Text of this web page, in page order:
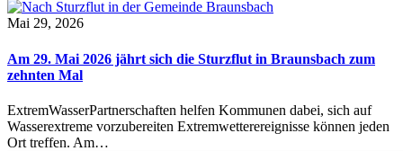
Mai 29, 2026
Am 29. Mai 2026 jährt sich die Sturzflut in Braunsbach zum
zehnten Mal
ExtremWasserPartnerschaften helfen Kommunen dabei, sich auf
Wasserextreme vorzubereiten Extremwetterereignisse können jeden
Ort treffen. Am…